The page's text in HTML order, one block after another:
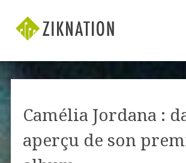
Camélia Jordana :
aperçu de son